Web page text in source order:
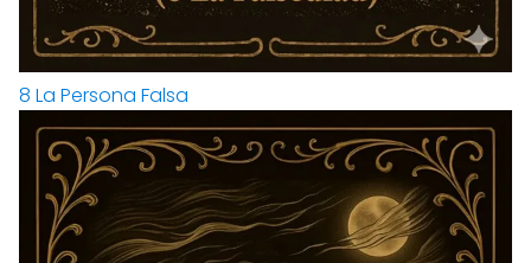
8 La Persona Falsa